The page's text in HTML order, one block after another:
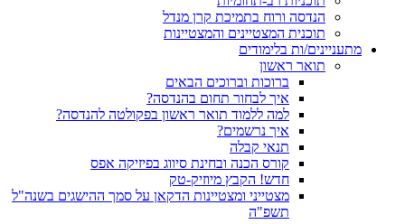
הנדסה ורוח בתמיכת קרן מנדל
תוכנית המצטיינים והמצטיינות
מתעניינים/ות בלימודים
תואר ראשון
ברוכות וברוכים הבאים
איך לבחור תחום בהנדסה?
למה ללמוד תואר ראשון בפקולטה להנדסה?
איך נרשמים?
תנאי קבלה
קורס הכנה ובחינת סיווג בפיזיקה אפס
חדש! הקבץ מיוזיק-טק
מצטייני ומצטיינות הדקאן על סמך ההישגים בשנה"ל
תשפ"ה